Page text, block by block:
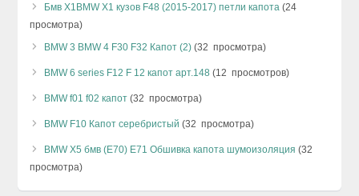
Бмв Х1BMW X1 кузов F48 (2015-2017) петли капота (24
просмотра)
BMW 3 BMW 4 F30 F32 Капот (2) (32 просмотра)
BMW 6 series F12 F 12 капот арт.148 (12 просмотров)
BMW f01 f02 капот (32 просмотра)
BMW F10 Капот серебристый (32 просмотра)
BMW X5 бмв (Е70) Е71 Обшивка капота шумоизоляция (32
просмотра)